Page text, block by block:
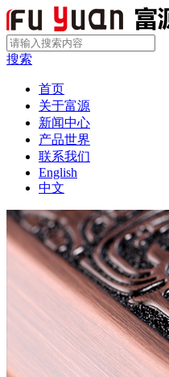
搜索
首页
关于富源
新闻中心
产品世界
联系我们
English
中文